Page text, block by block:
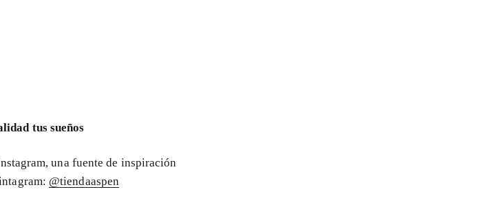
tus sueños
una fuente de inspiración
@tiendaaspen